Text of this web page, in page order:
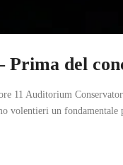
Prima del
ore 11 Auditorium
volentieri un fondamentale